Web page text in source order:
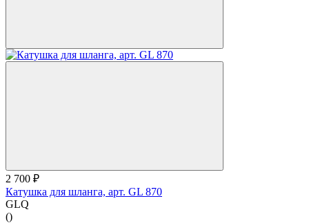
2 700 ₽
Катушка для шланга, арт. GL 870
GLQ
()